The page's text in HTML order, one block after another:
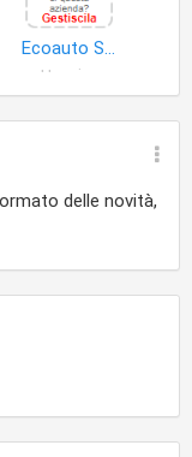
Ecoauto S.r.l
delle novità,